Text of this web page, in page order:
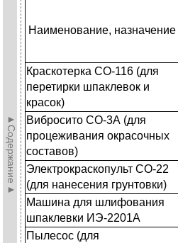
►Содержание►
Наименование, назначение
Краскотерка СО-116 (для
перетирки шпаклевок и
красок)
Вибросито СО-3А (для
процеживания окрасочных
составов)
Электрокраскопульт СО-22
(для нанесения грунтовки)
Машина для шлифования
шпаклевки ИЭ-2201А
Пылесос (для